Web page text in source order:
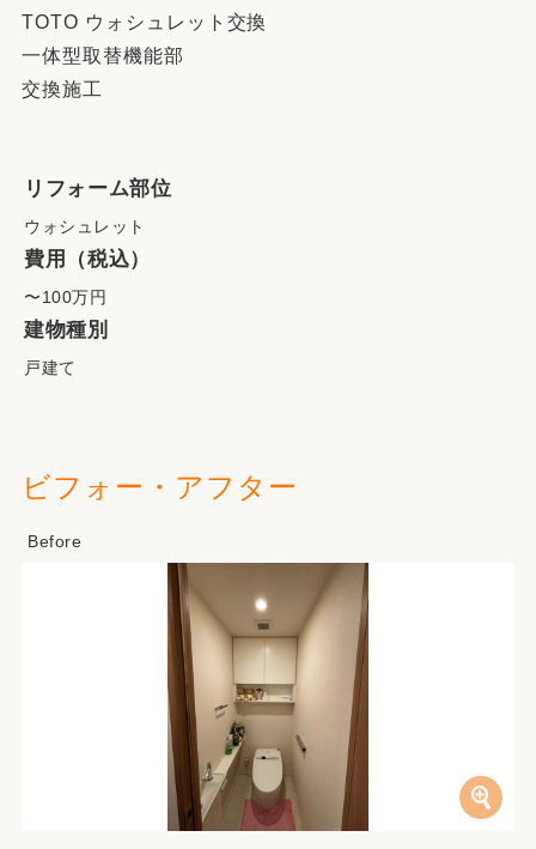
TOTO ウォシュレット交換
一体型取替機能部
交換施工
リフォーム部位
ウォシュレット
費用（税込）
〜100万円
建物種別
戸建て
ビフォー・アフター